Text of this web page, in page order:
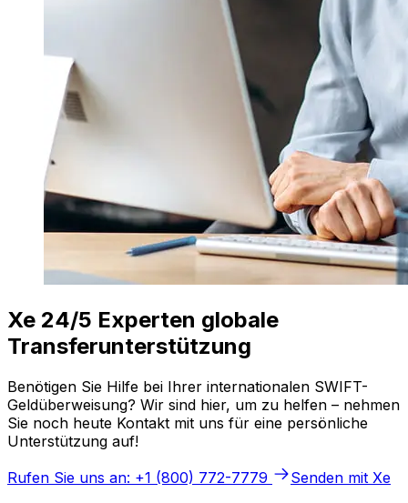
Xe 24/5 Experten globale
Transferunterstützung
Benötigen Sie Hilfe bei Ihrer internationalen SWIFT-
Geldüberweisung? Wir sind hier, um zu helfen – nehmen
Sie noch heute Kontakt mit uns für eine persönliche
Unterstützung auf!
Rufen Sie uns an: +1 (800) 772-7779
Senden mit Xe